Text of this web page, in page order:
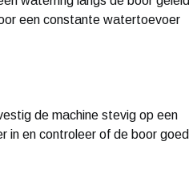
een constante watertoevoer
de machine stevig op een
in en controleer of de boor goed